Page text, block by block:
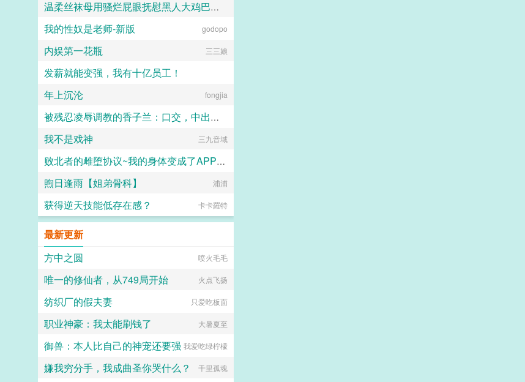
超能逗士
温柔丝袜母用骚烂屁眼抚慰黑人大鸡巴的淫乱群交摄影记录
佚名
我的性奴是老师-新版 godopo
内娱第一花瓶 三三娘
发薪就能变强，我有十亿员工！
今月曾经照古河
年上沉沦 fongjia
被残忍凌辱调教的香子兰：口交，中出，足交，肛交，直至彻底堕落成发情母猫~
通痴道人
我不是戏神 三九音域
败北者的雌堕协议~我的身体变成了APP支配的雌肉玩具~
小怪兽
煦日逢雨【姐弟骨科】 浦浦
获得逆天技能低存在感？ 卡卡羅特
最新更新
方中之圆
喷火毛毛
唯一的修仙者，从749局开始 火点飞扬
纺织厂的假夫妻 只爱吃板面
职业神豪：我太能刷钱了 大暑夏至
御兽：本人比自己的神宠还要强 我爱吃绿柠檬
嫌我穷分手，我成曲圣你哭什么？ 千里孤魂